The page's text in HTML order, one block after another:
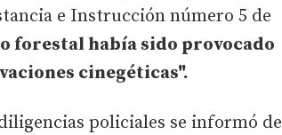
e Instrucción número 5 de
forestal había sido provocado
cinegéticas".
policiales se informó de